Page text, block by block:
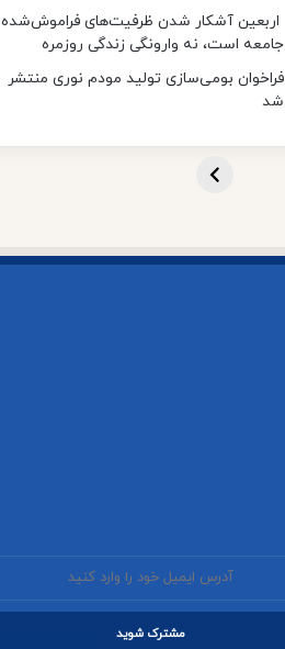
اربعین آشکار شدن ظرفیت‌های فراموش‌شده
جامعه است، نه وارونگی زندگی روزمره
فراخوان بومی‌سازی تولید مودم نوری منتشر
شد